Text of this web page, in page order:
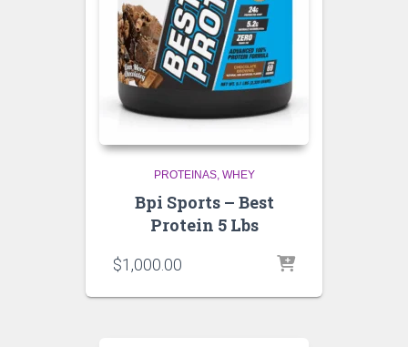
PROTEINAS WHEY
Bpi Sports – Best
Protein 5 Lbs
$1,000.00